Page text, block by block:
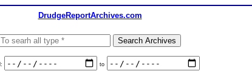
DrudgeReportArchives.com
to